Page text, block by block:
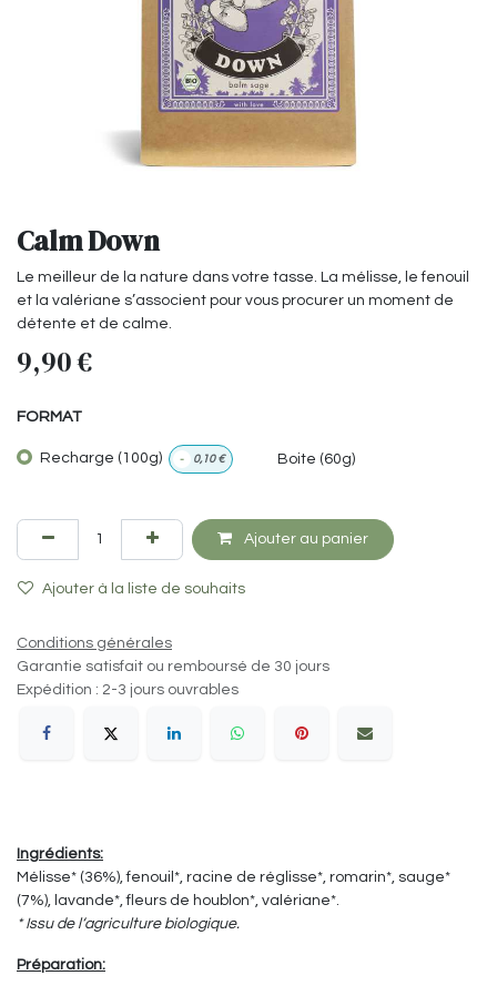
Calm Down
Le meilleur de la nature dans votre tasse. La mélisse, le fenouil
et la valériane s’associent pour vous procurer un moment de
détente et de calme.
9,90€
FORMAT
Recharge (100g) - 0,10€ Boite (60g)
Ajouter au panier
Ajouter à la liste de souhaits
Conditions générales
Garantie satisfait ou remboursé de 30 jours
Expédition : 2-3 jours ouvrables
Ingrédients:
Mélisse* (36%), fenouil*, racine de réglisse*, romarin*, sauge*
(7%), lavande*, fleurs de houblon*, valériane*.
* Issu de l‘agriculture biologique.
Préparation: